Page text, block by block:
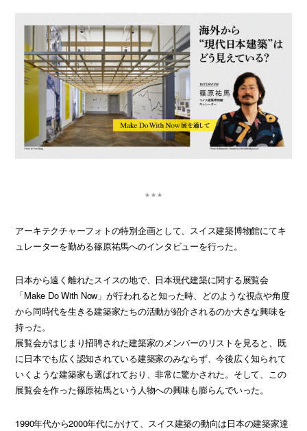
アーキテクチャーフォトの特別企画として、スイス建築博物館にてキ
ュレーターを勤める篠原祐馬へのインタビューを行った。
日本から遠く離れたスイスの地で、日本現代建築に関する展覧会
「Make Do With Now」が行われると知った時、どのような視点や角度
から同時代を生きる建築家たちの活動が紹介されるのか大きな興味を
持った。
展覧会がはじまり招聘された建築家のメンバーのリストを見ると、既
に日本でも広く認知されている建築家のみならず、今後広く知られて
いくような建築家も選ばれており、非常に驚かされた。そして、この
展覧会を作った篠原祐馬という人物への興味も膨らんでいった。
1990年代から2000年代にかけて、スイス建築の動向は日本の建築家達